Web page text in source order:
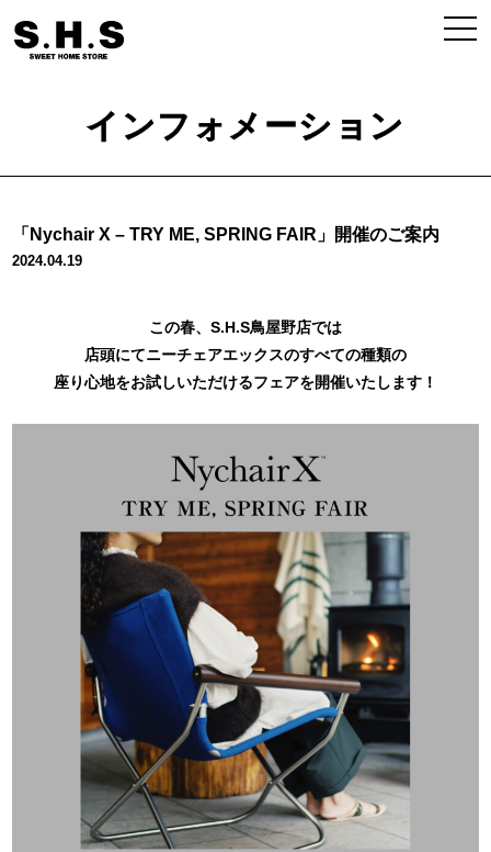
インフォメーション
「Nychair X – TRY ME, SPRING FAIR」開催のご案内
2024.04.19
この春、S.H.S鳥屋野店では
店頭にてニーチェアエックスのすべての種類の
座り心地をお試しいただけるフェアを開催いたします！